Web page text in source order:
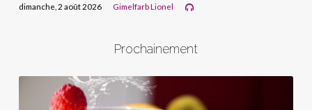
dimanche, 2 août 2026 Gimelfarb Lionel
Prochainement